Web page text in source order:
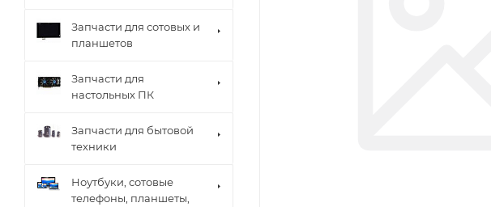
Запчасти для сотовых и
планшетов
Запчасти для
настольных ПК
Запчасти для бытовой
техники
Ноутбуки, сотовые
телефоны, планшеты,